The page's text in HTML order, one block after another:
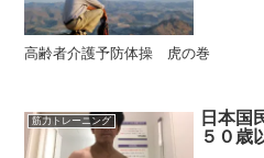
高齢者介護予防体操 虎の巻
筋力トレーニング
日本国
５０歳